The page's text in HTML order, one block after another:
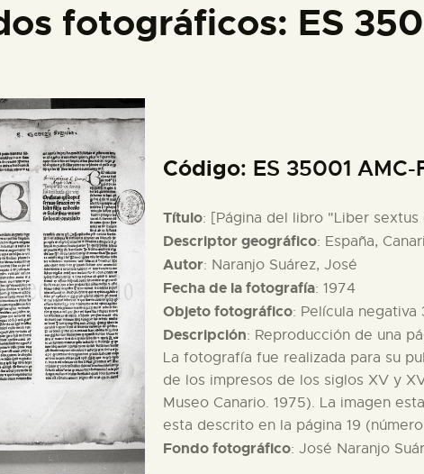
ESPAÑOL
fotográficos: ES
Código: ES 35001
Título: [Página del libro "Liber
Descriptor geográfico: España,
Autor: Naranjo Suárez, José
Fecha de la fotografía: 1974
Objeto fotográfico: Película
Descripción: Reproducción de una
La fotografía fue realizada para su
de los impresos de los siglos XV y
Museo Canario. 1975). La imagen
esta descrito en la página 19 (número
Fondo fotográfico: José Naranjo